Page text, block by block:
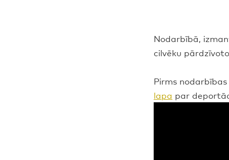
Nodarbībā,
cilvēku
Pirms
lapa par